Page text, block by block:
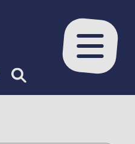
Ouvrir le